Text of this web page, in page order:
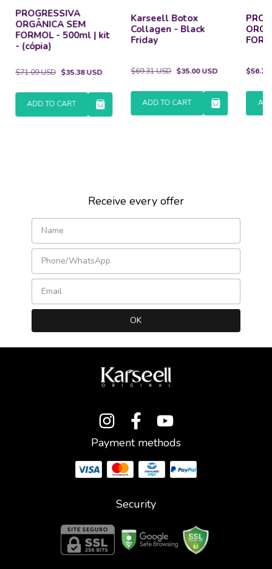
PROGRESSIVA
ORGÂNICA SEM
FORMOL - 500ml | kit
- (cópia)
$71.09 USD $35.38 USD
ADD TO CART
Karseell Botox
Collagen - Black
Friday
$69.31 USD $35.00 USD
ADD TO CART
$56.71
Receive every offer
Payment methods
Security